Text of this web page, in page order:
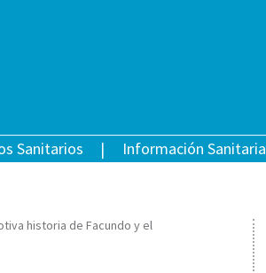
Sanitarios Información Sanitaria
historia de Facundo y el